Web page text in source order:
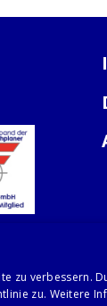
zu verbessern.
zu. Weitere